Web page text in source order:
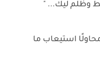
وظلم ليك... "
استيعاب ما